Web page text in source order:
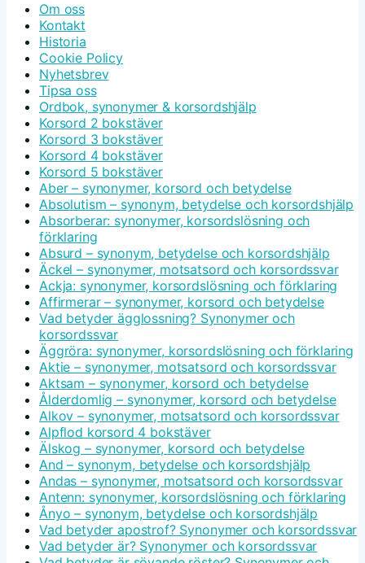
Om oss
Kontakt
Historia
Cookie Policy
Nyhetsbrev
Tipsa oss
Ordbok, synonymer & korsordshjälp
Korsord 2 bokstäver
Korsord 3 bokstäver
Korsord 4 bokstäver
Korsord 5 bokstäver
Aber – synonymer, korsord och betydelse
Absolutism – synonym, betydelse och korsordshjälp
Absorberar: synonymer, korsordslösning och
förklaring
Absurd – synonym, betydelse och korsordshjälp
Äckel – synonymer, motsatsord och korsordssvar
Ackja: synonymer, korsordslösning och förklaring
Affirmerar – synonymer, korsord och betydelse
Vad betyder ägglossning? Synonymer och
korsordssvar
Äggröra: synonymer, korsordslösning och förklaring
Aktie – synonymer, motsatsord och korsordssvar
Aktsam – synonymer, korsord och betydelse
Ålderdomlig – synonymer, korsord och betydelse
Alkov – synonymer, motsatsord och korsordssvar
Alpflod korsord 4 bokstäver
Älskog – synonymer, korsord och betydelse
And – synonym, betydelse och korsordshjälp
Andas – synonymer, motsatsord och korsordssvar
Antenn: synonymer, korsordslösning och förklaring
Ånyo – synonym, betydelse och korsordshjälp
Vad betyder apostrof? Synonymer och korsordssvar
Vad betyder är? Synonymer och korsordssvar